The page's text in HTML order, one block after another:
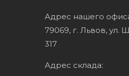
Адрес нашего
79069, г. Львов, ул.
317
Адрес склада: